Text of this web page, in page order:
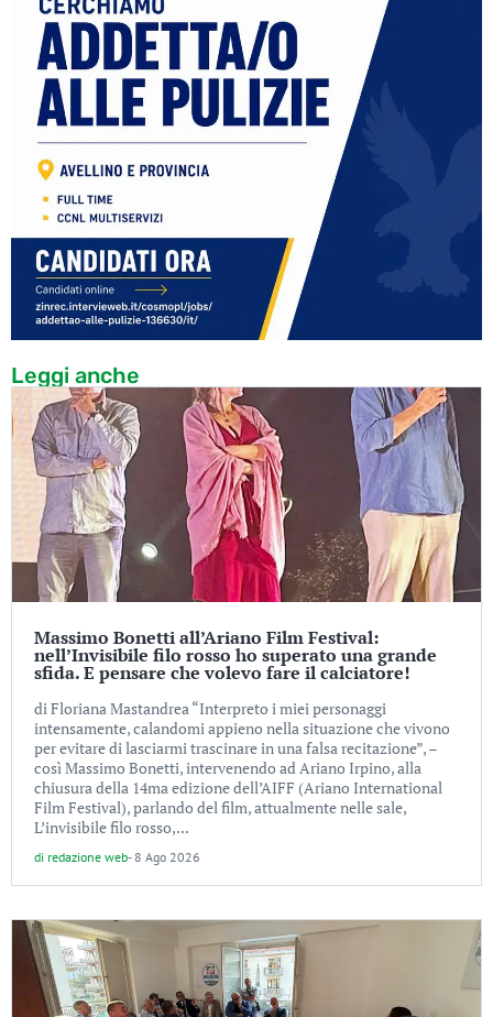
Leggi anche
Massimo Bonetti all’Ariano Film Festival:
nell’Invisibile filo rosso ho superato una grande
sfida. E pensare che volevo fare il calciatore!
di Floriana Mastandrea “Interpreto i miei personaggi
intensamente, calandomi appieno nella situazione che vivono
per evitare di lasciarmi trascinare in una falsa recitazione”, –
così Massimo Bonetti, intervenendo ad Ariano Irpino, alla
chiusura della 14ma edizione dell’AIFF (Ariano International
Film Festival), parlando del film, attualmente nelle sale,
L’invisibile filo rosso,...
di redazione web- 8 Ago 2026